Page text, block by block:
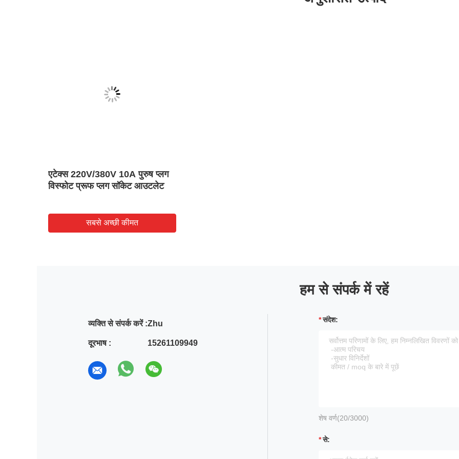
एटेक्स 220V/380V 10A पुरुष प्लग
विस्फोट प्रूफ प्लग सॉकेट आउटलेट
सबसे अच्छी कीमत
हम से संपर्क में रहें
व्यक्ति से संपर्क करें :Zhu
दूरभाष : 15261109949
संदेश:
शेष वर्ण(20/3000)
से: